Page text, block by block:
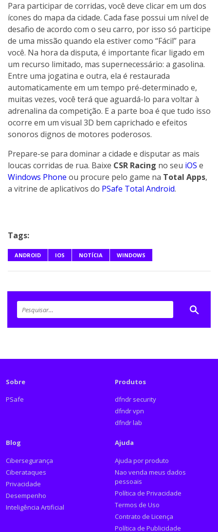
Para participar de corridas, você deve clicar em um dos
ícones do mapa da cidade. Cada fase possui um nível de
desafio de acordo com o seu carro, por isso só participe
de uma missão quando ela estiver como “Fácil” para
você. Na hora da disputa, é importante ficar ligado em
um recurso limitado, mas supernecessário: a gasolina.
Entre uma jogatina e outra, ela é restaurada
automaticamente em um tempo pré-determinado e,
muitas vezes, você terá que aguardá-lo para voltar à
adrenalina da competição. E a parte boa é que tudo isso
ocorre em um visual 3D bem caprichado e efeitos
sonoros dignos de motores poderosos.
Prepare-se para dominar a cidade e disputar as mais
loucas corridas de rua. Baixe CSR Racing no seu iOS e
Windows Phone ou procure pelo game na Total Apps,
a vitrine de aplicativos do PSafe Total Android.
Tags:
ANDROID IOS NOTÍCIA WINDOWS
Sobre
PSafe
Produtos
dfndr security
dfndr vpn
dfndr lab
Blog
Cibersegurança
Ciberataques
Privacidade
Desempenho
Inteligência Artificial
Ajuda
Ajuda por produto
Nao venda meus dados
pessoais
Política de Privacidade
Termos de Uso
Contrato de Licença
Política de Publicidade